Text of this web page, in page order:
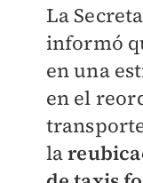
La
informó
en una
en el
la